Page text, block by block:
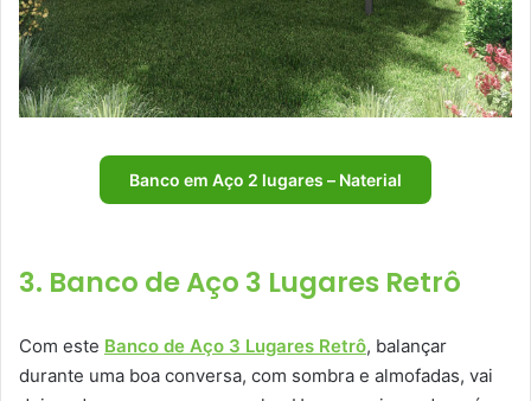
Banco em Aço 2 lugares – Naterial
3. Banco de Aço 3 Lugares Retrô
Com este Banco de Aço 3 Lugares Retrô, balançar
durante uma boa conversa, com sombra e almofadas, vai